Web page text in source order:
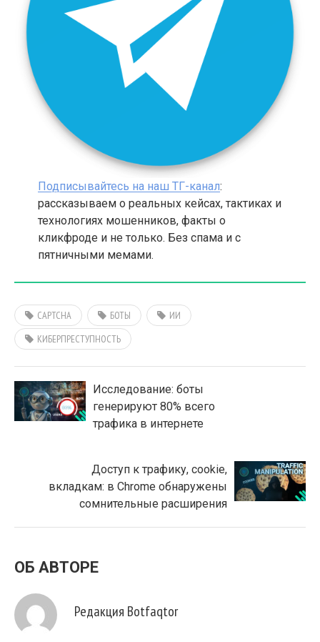
Подписывайтесь на наш ТГ-канал:
рассказываем о реальных кейсах, тактиках и
технологиях мошенников, факты о
кликфроде и не только. Без спама и с
пятничными мемами.
CAPTCHA БОТЫ
ИИ
КИБЕРПРЕСТУПНОСТЬ
Исследование: боты
генерируют 80% всего
трафика в интернете
Доступ к трафику, cookie,
вкладкам: в Chrome обнаружены
сомнительные расширения
ОБ АВТОРЕ
Редакция Botfaqtor